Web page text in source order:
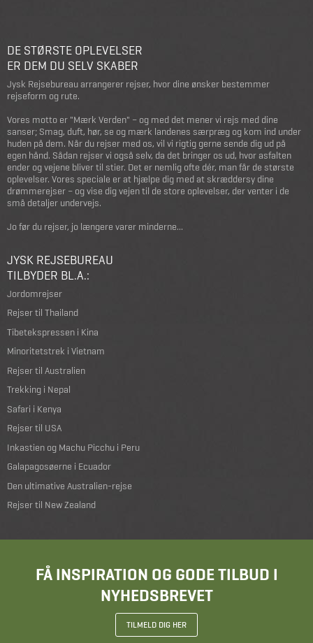
DE STØRSTE OPLEVELSER
ER DEM DU SELV SKABER
Jysk Rejsebureau arrangerer rejser, hvor dine ønsker bestemmer
rejseform og rute.
Vores motto er "Mærk Verden" – og med det mener vi rejs med dine
sanser; Smag, duft, hør, se og mærk landenes særpræg og kom ind under
huden på dem. Når du rejser med os, vil vi rigtig gerne sende dig ud på
egen hånd. Sådan rejser vi også selv, da det bringer os ud, hvor asfalten
ender og vejene bliver til stier. Det er nemlig ofte dér, man får de største
oplevelser. Vores speciale er at hjælpe dig med at skræddersy dine
drømmerejser – og vise dig vejen til de store oplevelser, der venter i de
små detaljer undervejs.
Jo før du rejser, jo længere varer minderne...
JYSK REJSEBUREAU
TILBYDER BL.A.:
Jordomrejser
Rejser til Thailand
Tibetekspressen i Kina
Minoritetstrek i Vietnam
Rejser til Australien
Trekking i Nepal
Safari i Kenya
Rejser til USA
Inkastien og Machu Picchu i Peru
Galapagosøerne i Ecuador
Den ultimative Australien-rejse
Rejser til New Zealand
FÅ INSPIRATION OG GODE TILBUD I
NYHEDSBREVET
TILMELD DIG HER